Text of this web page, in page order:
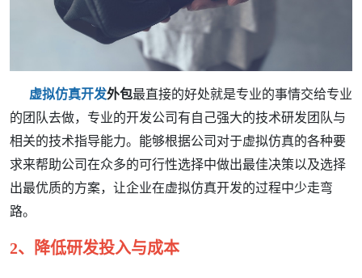
虚拟仿真开发外包最直接的好处就是专业的事情交给专业
的团队去做，专业的开发公司有自己强大的技术研发团队与
相关的技术指导能力。能够根据公司对于虚拟仿真的各种要
求来帮助公司在众多的可行性选择中做出最佳决策以及选择
出最优质的方案，让企业在虚拟仿真开发的过程中少走弯
路。
2、降低研发投入与成本